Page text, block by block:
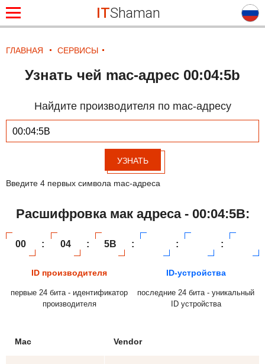
ITShaman
ГЛАВНАЯ СЕРВИСЫ
Узнать чей mac-адрес 00:04:5b
Найдите производителя по mac-адресу
УЗНАТЬ
Введите 4 первых символа mac-адреса
Расшифровка мак адреса - 00:04:5B:
00 : 04 : 5B : : :
ID производителя
первые 24 бита - идентификатор
производителя
ID-устройства
последние 24 бита - уникальный
ID устройства
Mac Vendor